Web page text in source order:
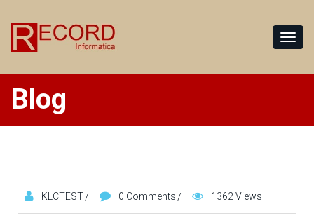
Blog
KLCTEST 0 Comments 1362 Views